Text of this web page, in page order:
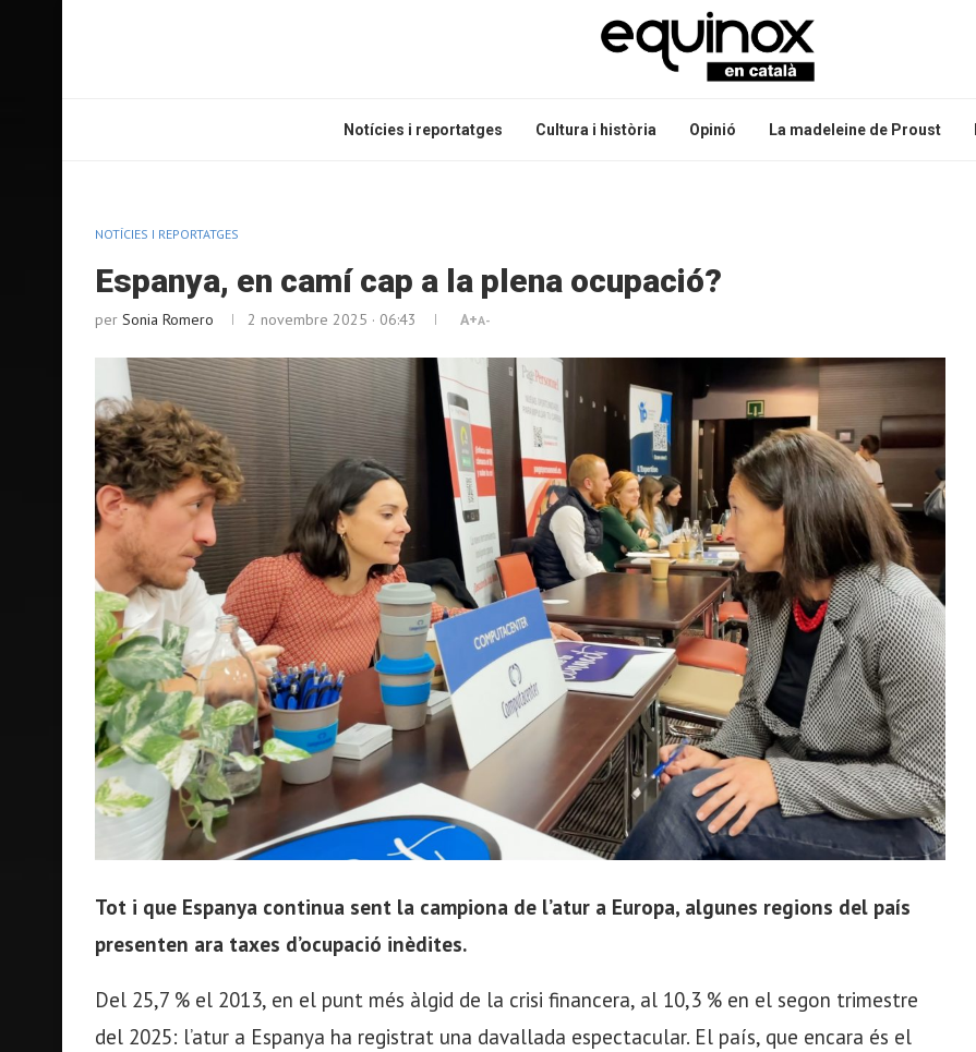
Notícies i reportatges Cultura i història Opinió La madeleine de Proust
NOTÍCIES I REPORTATGES
Espanya, en camí cap a la plena ocupació?
per Sonia Romero 2 novembre 2025 · 06:43 A+A-
Tot i que Espanya continua sent la campiona de l’atur a Europa, algunes regions del país
presenten ara taxes d’ocupació inèdites.
Del 25,7 % el 2013, en el punt més àlgid de la crisi financera, al 10,3 % en el segon trimestre
del 2025: l’atur a Espanya ha registrat una davallada espectacular. El país, que encara és el